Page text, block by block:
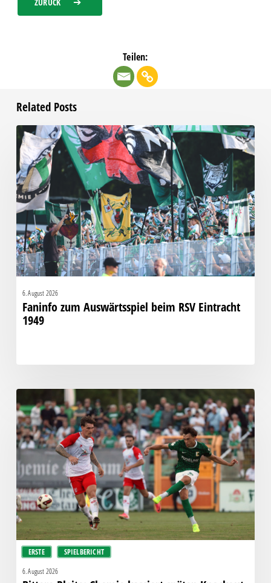
ZURÜCK
Teilen:
Related Posts
Faninfo
zum
Auswärtsspiel
beim
RSV
Eintracht
6. August 2026
Faninfo zum Auswärtsspiel beim RSV Eintracht
1949
ERSTE SPIELBERICHT
Pleite:
Chemie
kassiert
späten
Knockout
gegen
Halle
6. August 2026